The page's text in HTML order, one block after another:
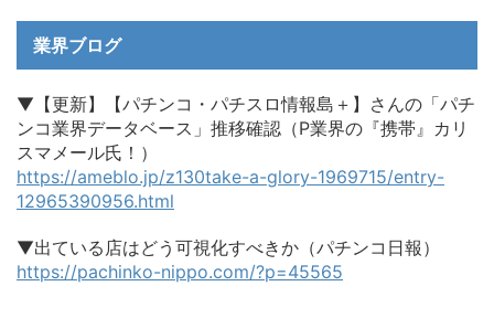
業界ブログ
▼【更新】【パチンコ・パチスロ情報島＋】さんの「パチ
ンコ業界データベース」推移確認（P業界の『携帯』カリ
スマメール氏！）
https://ameblo.jp/z130take-a-glory-1969715/entry-
12965390956.html
▼出ている店はどう可視化すべきか（パチンコ日報）
https://pachinko-nippo.com/?p=45565